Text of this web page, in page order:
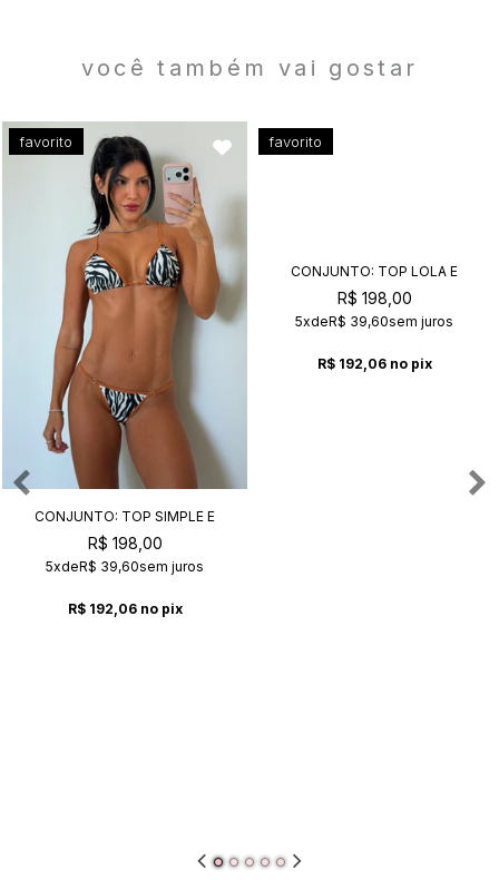
você também vai gostar
favorito
CONJUNTO: TOP SIMPLE E
CALCINHA SUZY SAFARI
R$ 198,00
5xdeR$ 39,60sem juros
R$ 192,06 no pix
favorito
CONJUNTO: TOP LOLA E
CALCINHA KIM VANILLA+CAFÉ
R$ 198,00
5xdeR$ 39,60sem juros
R$ 192,06 no pix